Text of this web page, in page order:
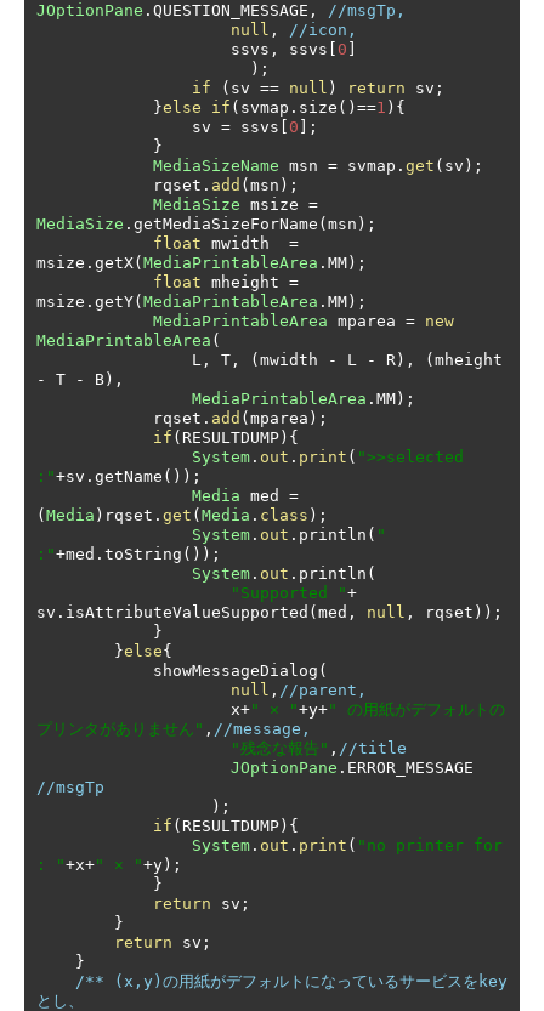
JOptionPane . QUESTION_MESSAGE ,
//msgTp,
null ,
//icon,
                    ssvs
, ssvs 0
);
if
( sv == null ) return sv ;
}else if ( svmap . size ()==1 ){
                sv
= ssvs 0 ];
}
MediaSizeName msn = svmap . get ( sv );
            rqset
. add ( msn );
MediaSize msize =
MediaSize . getMediaSizeForName ( msn );
float mwidth =
msize . getX( MediaPrintableArea . MM );
float mheight =
msize . getY( MediaPrintableArea . MM );
MediaPrintableArea mparea = new
MediaPrintableArea (
                L
, T , ( mwidth - L - R ), (
-
T - B ),
MediaPrintableArea . MM );
            rqset
. add ( mparea );
if ( RESULTDUMP ){
System . out . print ( ">>selected
:"+sv . getName ());
Media med =
( Media ) rqset . get ( Media . class );
System . out . println ( "
:"+med . toString ());
System . out . println (
"Supported "+
sv . isAttributeValueSupported ( med , null , rqset ));
}
}else{
            showMessageDialog
(
null , //parent,
                    x
+" × "+y+" の用紙がデフォルトの
プリンタがありません" , //message,
"残念な報告" , //title
JOptionPane .
//msgTp
);
if ( RESULTDUMP ){
System . out . print ( "no printer for
: "+x+" × "+y );
}
return sv ;
}
return sv ;
}
/** (x,y)の用紙がデフォルトになっているサービスをkey
とし、